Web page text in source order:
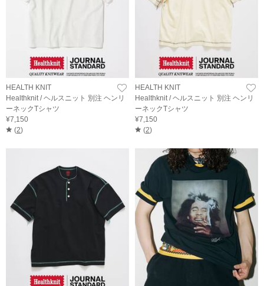
HEALTH KNIT
Healthknit / ヘルスニット 別注 ヘンリ
ーネックTシャツ
¥7,150
(2)
HEALTH KNIT
Healthknit / ヘルスニット 別注 ヘンリ
ーネックTシャツ
¥7,150
(2)